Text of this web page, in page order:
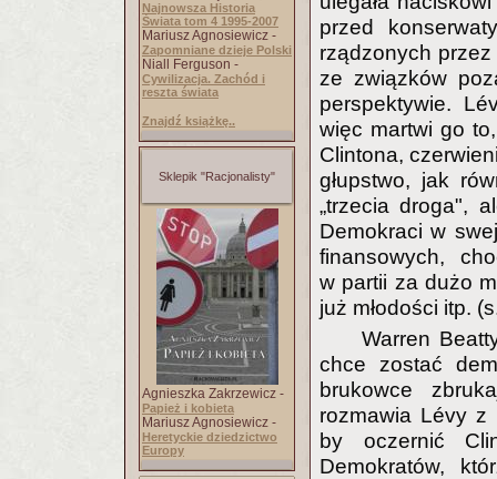
Najnowsza Historia
Świata tom 4 1995-2007
Mariusz Agnosiewicz -
Zapomniane dzieje Polski
Niall Ferguson -
Cywilizacja. Zachód i
reszta świata
Znajdź książkę..
Sklepik "Racjonalisty"
Agnieszka Zakrzewicz -
Papież i kobieta
Mariusz Agnosiewicz -
Heretyckie dziedzictwo
Europy
przed
rządzonych przez
ze związków
perspektywie.
więc martwi go
Clintona,
głupstwo, jak
„trzecia droga",
Demokraci w
finansowych,
w partii za dużo
już młodości itp.
Warren
chce zostać
brukowce
rozmawia Lévy z
by oczernić
Demokratów,